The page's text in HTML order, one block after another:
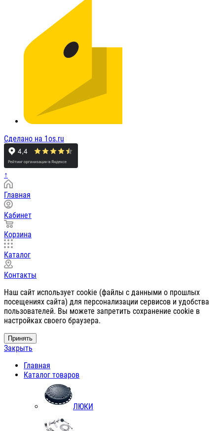
Сделано на 1os.ru
↑
Главная
Кабинет
Корзина
Каталог
Контакты
Наш сайт использует cookie (файлы с данными о прошлых
посещениях сайта) для персонализации сервисов и удобства
пользователей. Вы можете запретить сохранение cookie в
настройках своего браузера.
Принять
Закрыть
Главная
Каталог товаров
ЛЮКИ